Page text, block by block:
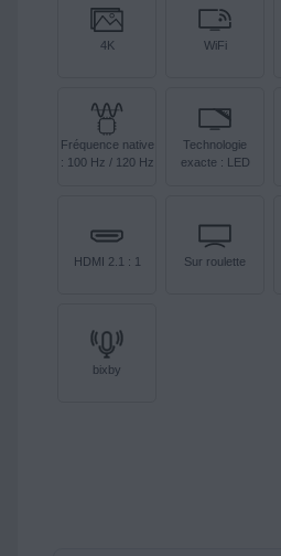
4K WiFi
Fréquence native
: 100 Hz / 120 Hz
Technologie
exacte : LED
HDMI 2.1 : 1 Sur roulette
bixby